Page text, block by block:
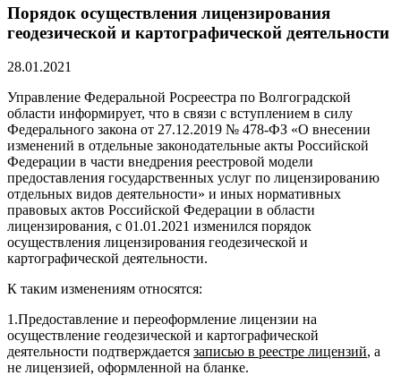
Порядок осуществления лицензирования
геодезической и картографической деятельности
28.01.2021
Управление Федеральной Росреестра по Волгоградской
области информирует, что в связи с вступлением в силу
Федерального закона от 27.12.2019 № 478-ФЗ «О внесении
изменений в отдельные законодательные акты Российской
Федерации в части внедрения реестровой модели
предоставления государственных услуг по лицензированию
отдельных видов деятельности» и иных нормативных
правовых актов Российской Федерации в области
лицензирования, с 01.01.2021 изменился порядок
осуществления лицензирования геодезической и
картографической деятельности.
К таким изменениям относятся:
1.Предоставление и переоформление лицензии на
осуществление геодезической и картографической
деятельности подтверждается записью в реестре лицензий, а
не лицензией, оформленной на бланке.